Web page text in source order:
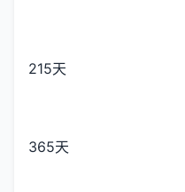
215天
365天